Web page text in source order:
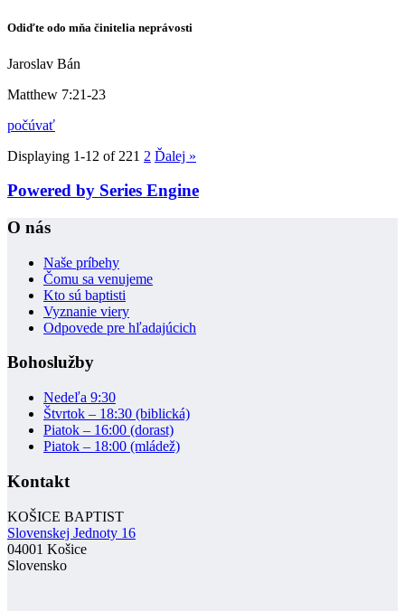
Odiďte odo mňa činitelia neprávosti
Jaroslav Bán
Matthew 7:21-23
počúvať
Displaying 1-12 of 221 2 Ďalej »
Powered by Series Engine
O nás
Naše príbehy
Čomu sa venujeme
Kto sú baptisti
Vyznanie viery
Odpovede pre hľadajúcich
Bohoslužby
Nedeľa 9:30
Štvrtok – 18:30 (biblická)
Piatok – 16:00 (dorast)
Piatok – 18:00 (mládež)
Kontakt
KOŠICE BAPTIST
Slovenskej Jednoty 16
04001 Košice
Slovensko